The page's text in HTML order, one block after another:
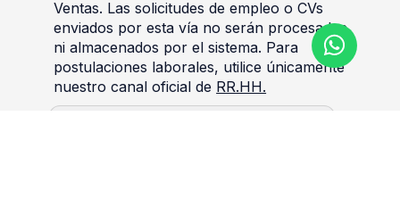
Ventas. Las solicitudes de empleo o CVs
enviados por esta vía no serán procesados
ni almacenados por el sistema. Para
postulaciones laborales, utilice únicamente
nuestro canal oficial de RR.HH.